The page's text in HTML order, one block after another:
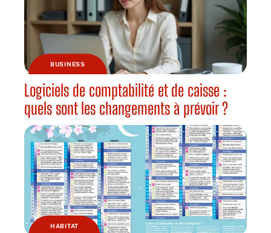
BUSINESS
Logiciels de comptabilité et de caisse :
quels sont les changements à prévoir ?
HABITAT